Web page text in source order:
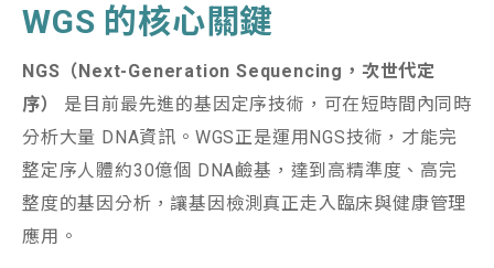
WGS 的核心關鍵
NGS （Next-Generation Sequencing，次世代定
序）
是目前最先進的基因定序技術，可在短時間內同時
分析大量 DNA資訊。WGS正是運用NGS技術，才能完
整定序人體約30億個 DNA鹼基，達到高精準度、高完
整度的基因分析，讓基因檢測真正走入臨床與健康管理
應用。